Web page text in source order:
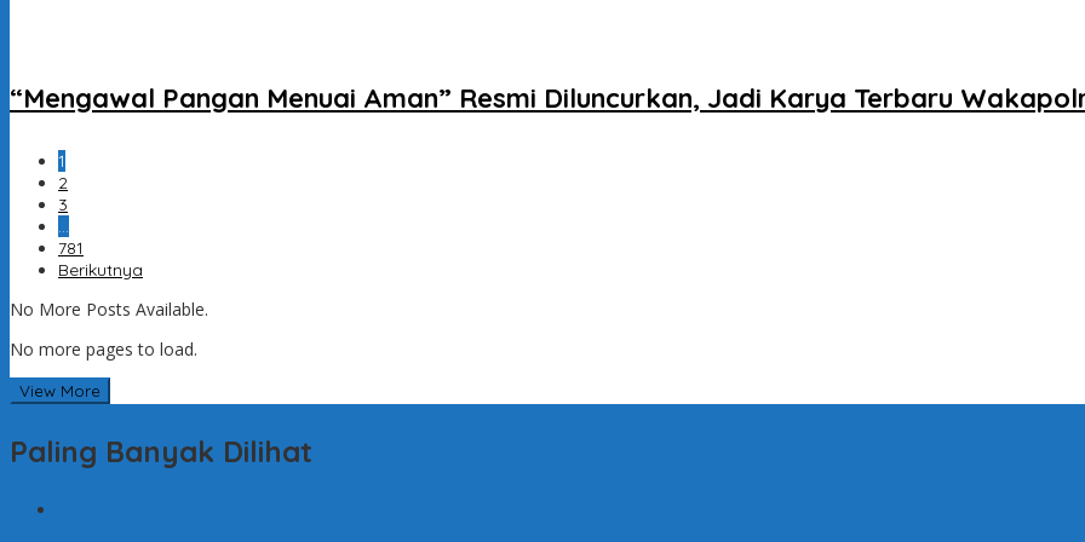
“Mengawal Pangan Menuai Aman” Resmi Diluncurkan, Jadi Karya Terbaru
1
2
3
…
781
Berikutnya
No More Posts Available.
No more pages to load.
View More
Paling Banyak Dilihat